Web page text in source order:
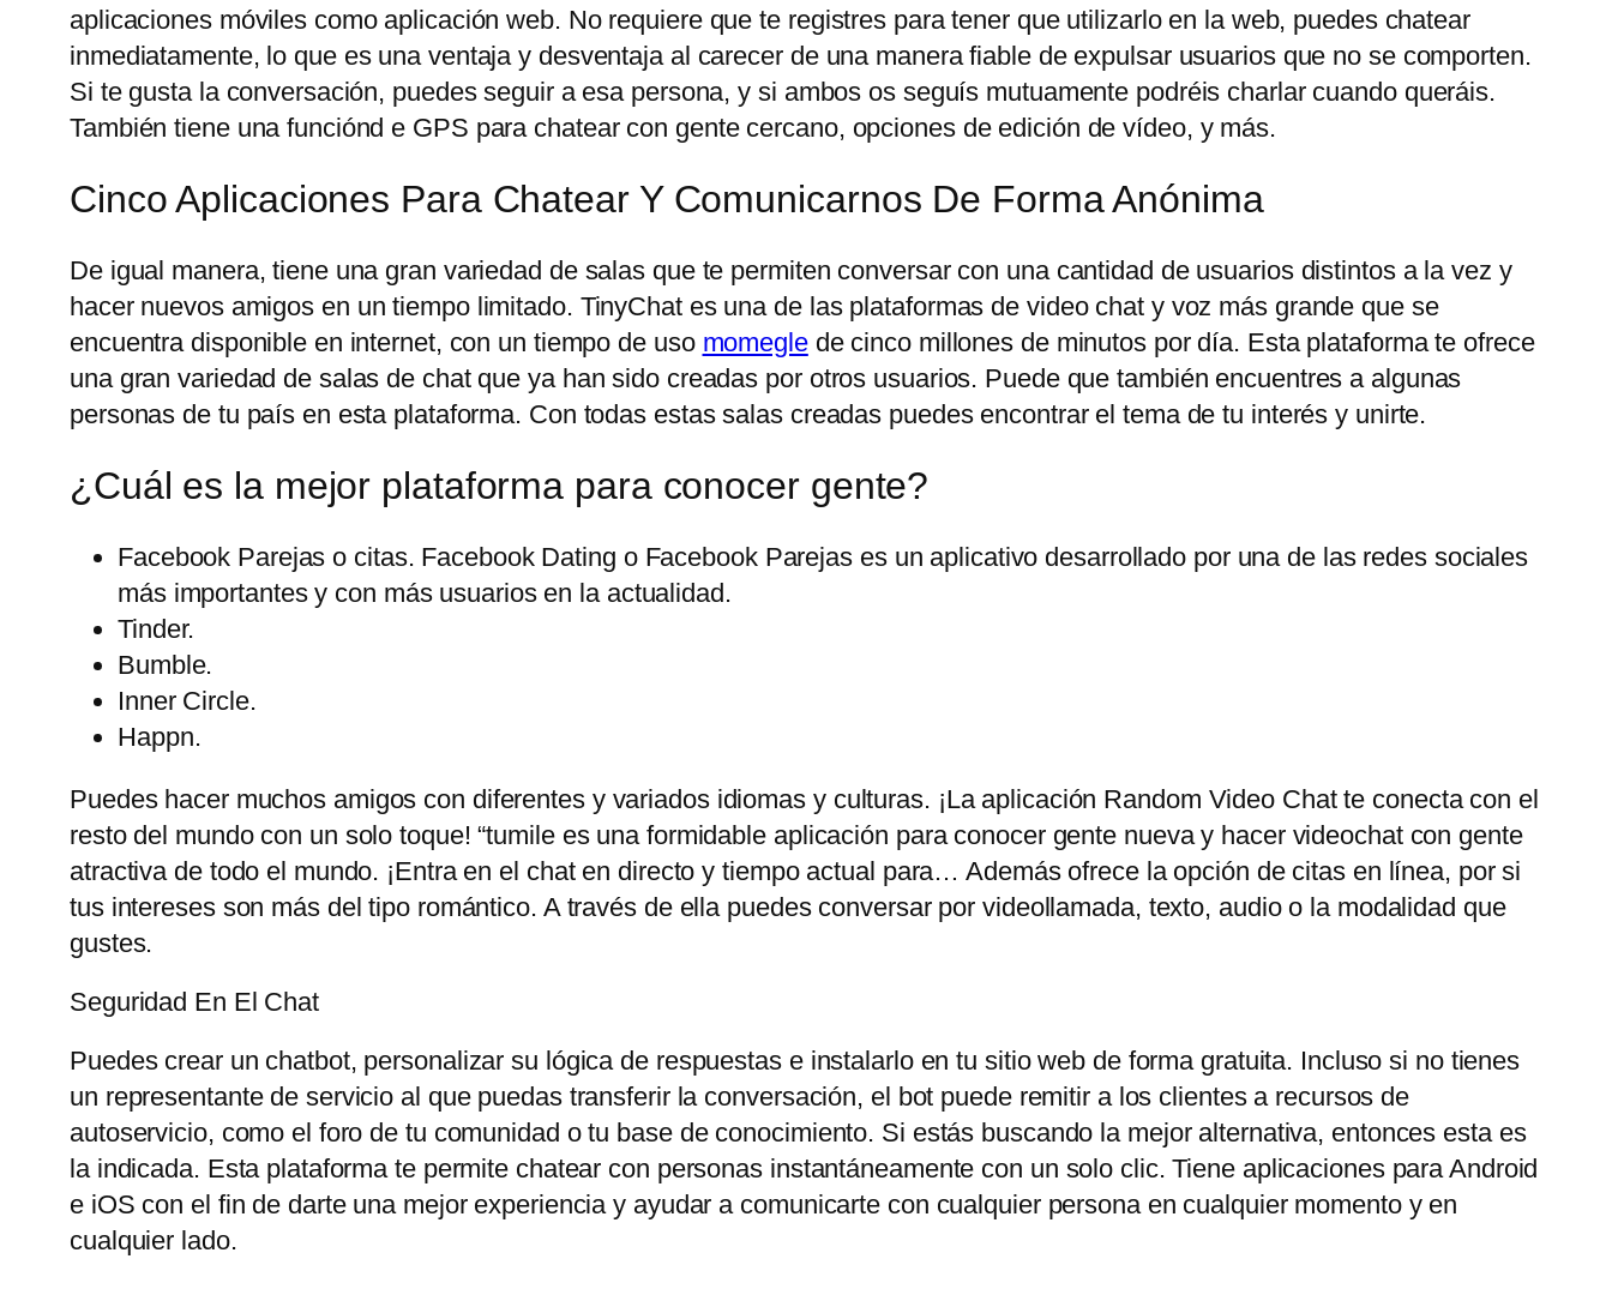
aplicaciones móviles como aplicación web. No requiere que te registres para tener que utilizarlo en la web, puedes chatear
inmediatamente, lo que es una ventaja y desventaja al carecer de una manera fiable de expulsar usuarios que no se comporten.
Si te gusta la conversación, puedes seguir a esa persona, y si ambos os seguís mutuamente podréis charlar cuando queráis.
También tiene una funciónd e GPS para chatear con gente cercano, opciones de edición de vídeo, y más.
Cinco Aplicaciones Para Chatear Y Comunicarnos De Forma Anónima
De igual manera, tiene una gran variedad de salas que te permiten conversar con una cantidad de usuarios distintos a la vez y
hacer nuevos amigos en un tiempo limitado. TinyChat es una de las plataformas de video chat y voz más grande que se
encuentra disponible en internet, con un tiempo de uso momeglede cinco millones de minutos por día. Esta plataforma te ofrece
una gran variedad de salas de chat que ya han sido creadas por otros usuarios. Puede que también encuentres a algunas
personas de tu país en esta plataforma. Con todas estas salas creadas puedes encontrar el tema de tu interés y unirte.
¿Cuál es la mejor plataforma para conocer gente?
Facebook Parejas o citas. Facebook Dating o Facebook Parejas es un aplicativo desarrollado por una de las redes sociales
más importantes y con más usuarios en la actualidad.
Tinder.
Bumble.
Inner Circle.
Happn.
Puedes hacer muchos amigos con diferentes y variados idiomas y culturas. ¡La aplicación Random Video Chat te conecta con el
resto del mundo con un solo toque! “tumile es una formidable aplicación para conocer gente nueva y hacer videochat con gente
atractiva de todo el mundo. ¡Entra en el chat en directo y tiempo actual para… Además ofrece la opción de citas en línea, por si
tus intereses son más del tipo romántico. A través de ella puedes conversar por videollamada, texto, audio o la modalidad que
gustes.
Seguridad En El Chat
Puedes crear un chatbot, personalizar su lógica de respuestas e instalarlo en tu sitio web de forma gratuita. Incluso si no tienes
un representante de servicio al que puedas transferir la conversación, el bot puede remitir a los clientes a recursos de
autoservicio, como el foro de tu comunidad o tu base de conocimiento. Si estás buscando la mejor alternativa, entonces esta es
la indicada. Esta plataforma te permite chatear con personas instantáneamente con un solo clic. Tiene aplicaciones para Android
e iOS con el fin de darte una mejor experiencia y ayudar a comunicarte con cualquier persona en cualquier momento y en
cualquier lado.